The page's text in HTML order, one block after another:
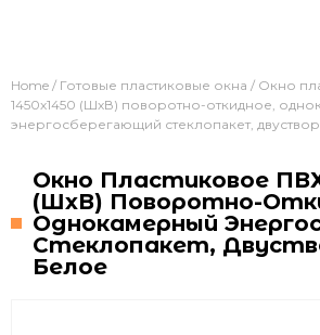
Home / Готовые пластиковые окна / Окно
1450х1450 (ШхВ) поворотно-откидное,
энергосберегающий стеклопакет,
Окно Пластиковое
(ШхВ) Поворотно-
Однокамерный
Стеклопакет,
Белое